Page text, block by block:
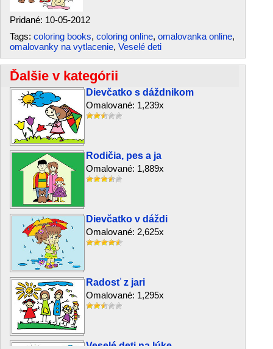
Pridané: 10-05-2012
Tags: coloring books, coloring online, omalovanka online,
omalovanky na vytlacenie, Veselé deti
Ďalšie v kategórii
Dievčatko s dáždnikom
Omalované: 1,239x
Rodičia, pes a ja
Omalované: 1,889x
Dievčatko v dáždi
Omalované: 2,625x
Radosť z jari
Omalované: 1,295x
Veselé deti na lúke